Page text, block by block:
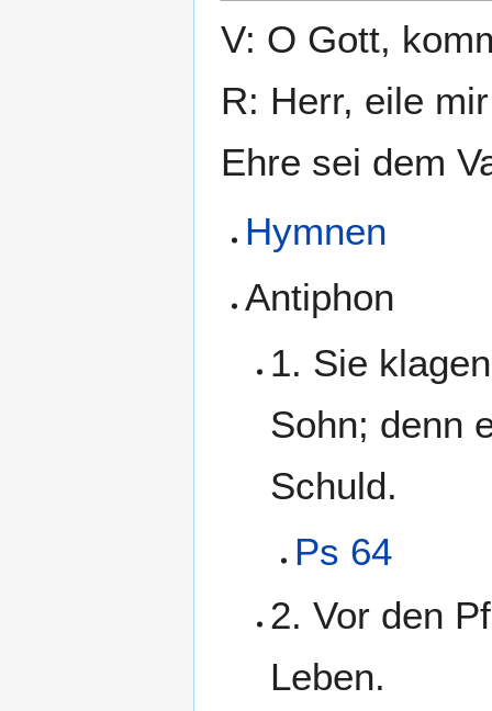
V: O Gott,
R: Herr, eile
Ehre sei dem
Hymnen
Antiphon
1. Sie
Sohn; denn
Schuld.
Ps 64
2. Vor den
Leben.